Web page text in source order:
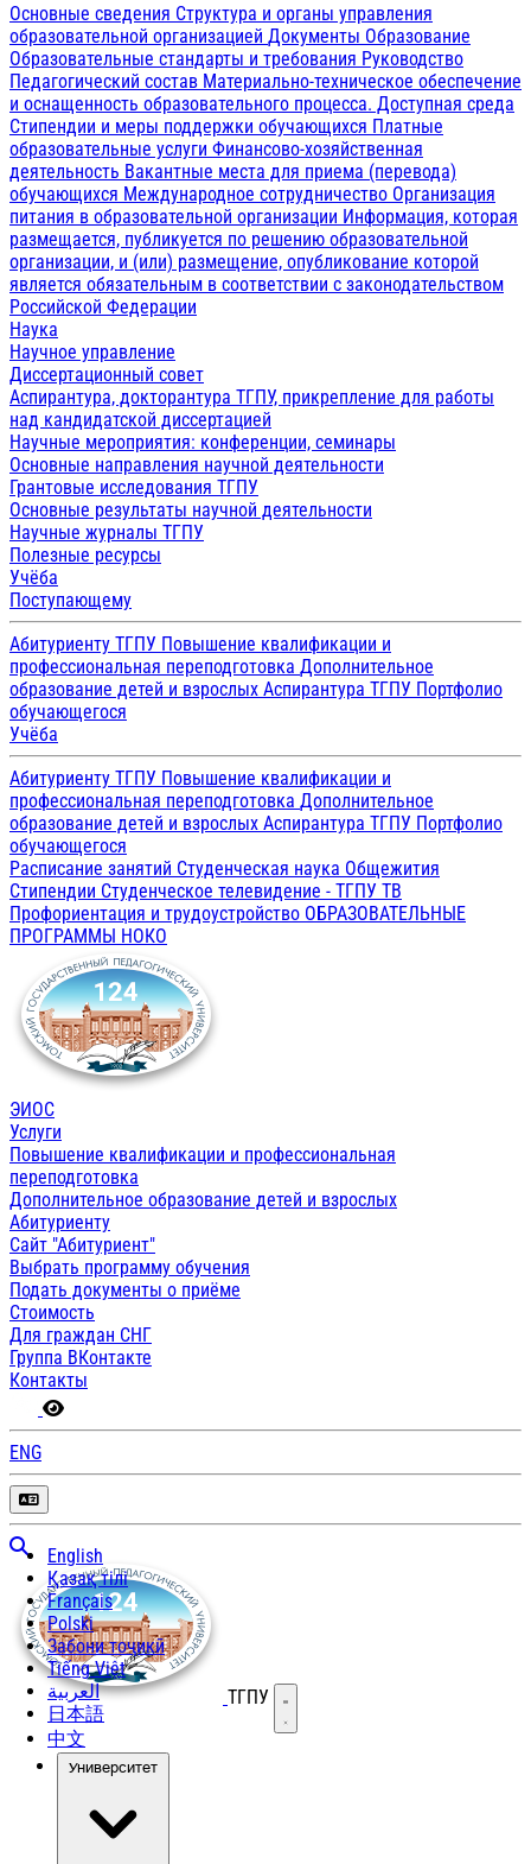
Основные сведения Структура и органы управления
образовательной организацией Документы Образование
Образовательные стандарты и требования Руководство
Педагогический состав Материально-техническое обеспечение
и оснащенность образовательного процесса. Доступная среда
Стипендии и меры поддержки обучающихся Платные
образовательные услуги Финансово-хозяйственная
деятельность Вакантные места для приема (перевода)
обучающихся Международное сотрудничество Организация
питания в образовательной организации Информация, которая
размещается, публикуется по решению образовательной
организации, и (или) размещение, опубликование которой
является обязательным в соответствии с законодательством
Российской Федерации
Наука
Научное управление
Диссертационный совет
Аспирантура, докторантура ТГПУ, прикрепление для работы
над кандидатской диссертацией
Научные мероприятия: конференции, семинары
Основные направления научной деятельности
Грантовые исследования ТГПУ
Основные результаты научной деятельности
Научные журналы ТГПУ
Полезные ресурсы
Учёба
Поступающему
Абитуриенту ТГПУ Повышение квалификации и
профессиональная переподготовка Дополнительное
образование детей и взрослых Аспирантура ТГПУ Портфолио
обучающегося
Учёба
Абитуриенту ТГПУ Повышение квалификации и
профессиональная переподготовка Дополнительное
образование детей и взрослых Аспирантура ТГПУ Портфолио
обучающегося
Расписание занятий Студенческая наука Общежития
Стипендии Студенческое телевидение - ТГПУ ТВ
Профориентация и трудоустройство ОБРАЗОВАТЕЛЬНЫЕ
ПРОГРАММЫ НОКО
ЭИОС
Услуги
Повышение квалификации и профессиональная
переподготовка
Дополнительное образование детей и взрослых
Абитуриенту
Сайт "Абитуриент"
Выбрать программу обучения
Подать документы о приёме
Стоимость
Для граждан СНГ
Группа ВКонтакте
Контакты
ENG
English
Қазақ тілі
Français
Polski
Забони тоҷикӣ
Tiếng Việt
العربية
日本語
中文
ТГПУ Открыть меню
Университет